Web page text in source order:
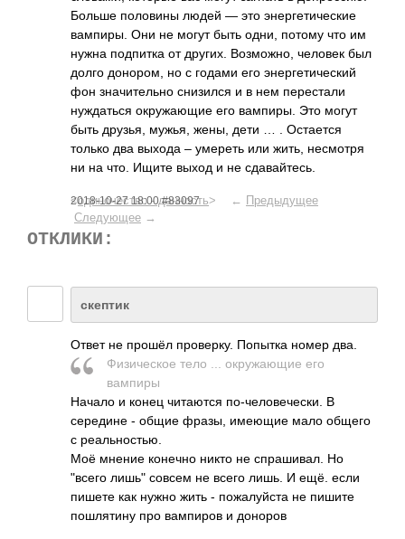
Больше половины людей — это энергетические
вампиры. Они не могут быть одни, потому что им
нужна подпитка от других. Возможно, человек был
долго донором, но с годами его энергетический
фон значительно снизился и в нем перестали
нуждаться окружающие его вампиры. Это могут
быть друзья, мужья, жены, дети … . Остается
только два выхода – умереть или жить, несмотря
ни на что. Ищите выход и не сдавайтесь.
2018-10-27 18:00 #83097
<одиночество - данность> ← Предыдущее
Следующее →
ОТКЛИКИ:
скептик
Ответ не прошёл проверку. Попытка номер два.
Физическое тело ... окружающие его
вампиры
Начало и конец читаются по-человечески. В
середине - общие фразы, имеющие мало общего
с реальностью.
Моё мнение конечно никто не спрашивал. Но
"всего лишь" совсем не всего лишь. И ещё. если
пишете как нужно жить - пожалуйста не пишите
пошлятину про вампиров и доноров